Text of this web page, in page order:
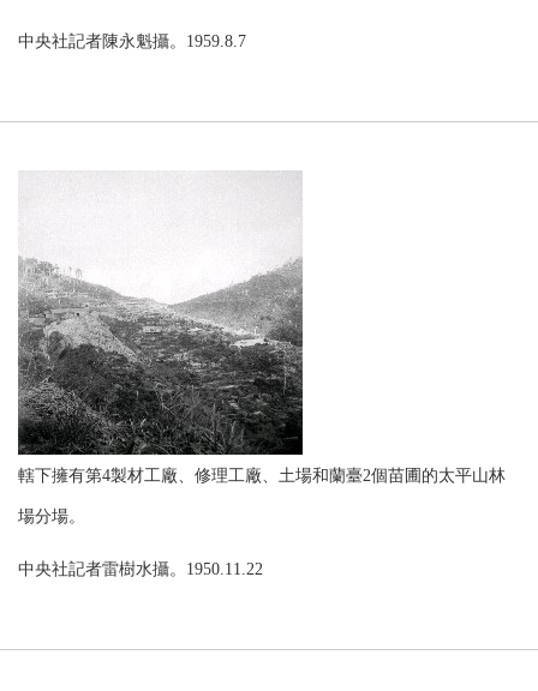
中央社記者陳永魁攝。1959.8.7
轄下擁有第4製材工廠、修理工廠、土場和蘭臺2個苗圃的太平山林
場分場。
中央社記者雷樹水攝。1950.11.22